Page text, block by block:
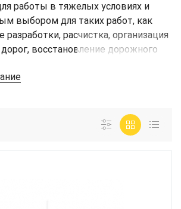
работы в тяжелых условиях и
выбором для таких работ, как
расчистка, организация
восстановление дорожного
площадками.